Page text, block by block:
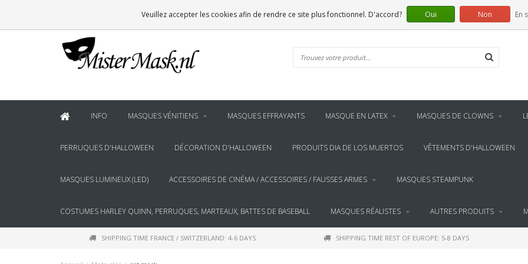
GRATIS BEZORGING
INFO MASQUES VÉNITIENS MASQUES EFFRAYANTS MASQUE EN LATEX MASQUES DE CLOWNS
PERRUQUES D'HALLOWEEN DÉCORATION D'HALLOWEEN PRODUITS DIA DE LOS MUERTOS VÊTEMENTS D'HALLOWEEN
MASQUES LUMINEUX (LED) ACCESSOIRES DE CINÉMA / ACCESSOIRES / FAUSSES ARMES MASQUES STEAMPUNK
COSTUMES HARLEY QUINN, PERRUQUES, MARTEAUX, BATTES DE BASEBALL MASQUES RÉALISTES AUTRES PRODUITS
SHIPPING TIME FRANCE / SWITZERLAND: 4-6 DAYS SHIPPING TIME REST OF EUROPE: 5-8 DAYS
Veuillez accepter les cookies afin de rendre ce site plus fonctionnel. D'accord? Oui Non En